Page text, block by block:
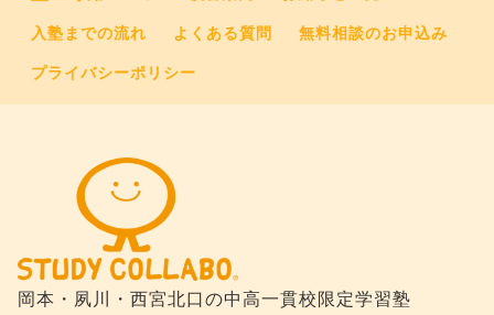
入塾までの流れ よくある質問 無料相談のお申込み
プライバシーポリシー
岡本・夙川・西宮北口の中高一貫校限定学習塾